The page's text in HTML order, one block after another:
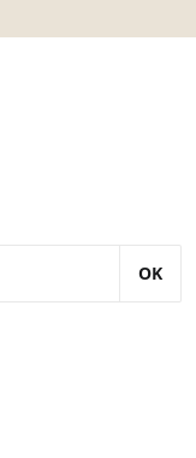
OK